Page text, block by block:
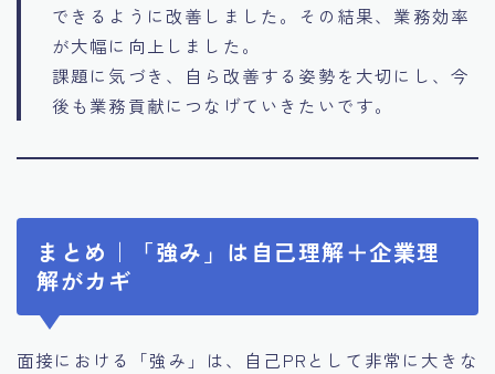
できるように改善しました。その結果、業務効率
が大幅に向上しました。
課題に気づき、自ら改善する姿勢を大切にし、今
後も業務貢献につなげていきたいです。
まとめ｜「強み」は自己理解＋企業理
解がカギ
面接における「強み」は、自己PRとして非常に大きな